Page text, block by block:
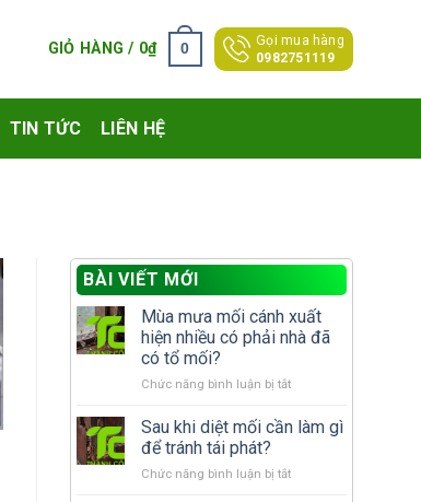
GIỎ HÀNG / 0₫ 0
Gọi mua hàng
0982751119
TIN TỨC LIÊN HỆ
BÀI VIẾT MỚI
Mùa mưa mối cánh xuất
hiện nhiều có phải nhà đã
có tổ mối?
Chức năng bình luận bị tắtở
mưa
xuất
Sau khi diệt mối cần làm gì
để tránh tái phát?
Chức năng bình luận bị tắtở